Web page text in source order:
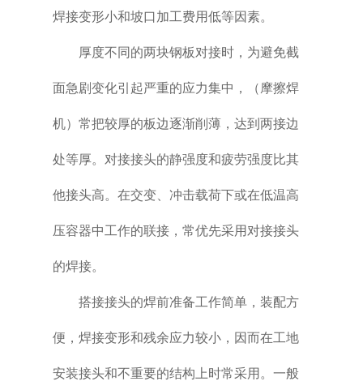
焊接变形小和坡口加工费用低等因素。
厚度不同的两块钢板对接时，为避免截
面急剧变化引起严重的应力集中，（摩擦焊
机）常把较厚的板边逐渐削薄，达到两接边
处等厚。对接接头的静强度和疲劳强度比其
他接头高。在交变、冲击载荷下或在低温高
压容器中工作的联接，常优先采用对接接头
的焊接。
搭接接头的焊前准备工作简单，装配方
便，焊接变形和残余应力较小，因而在工地
安装接头和不重要的结构上时常采用。一般